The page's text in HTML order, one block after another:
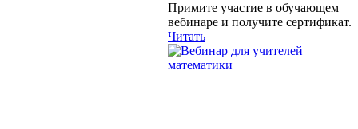
Примите участие в обучающем
вебинаре и получите сертификат.
Читать